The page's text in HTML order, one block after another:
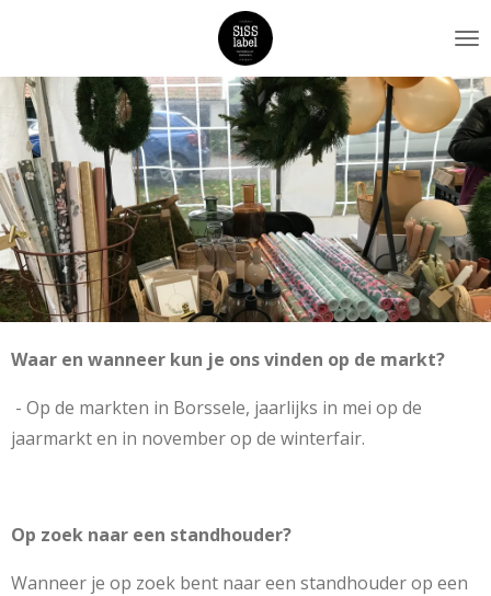
naar
de
hoofdinhoud
Waar en wanneer kun je ons vinden op de markt?
- Op de markten in Borssele, jaarlijks in mei op de
jaarmarkt en in november op de winterfair.
Op zoek naar een standhouder?
Wanneer je op zoek bent naar een standhouder op een